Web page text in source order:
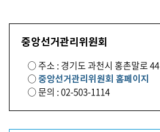
중앙선거관리위원회
○ 주소 : 경기도 과천시 홍촌말로 44
○중앙선거관리위원회 홈페이지
○ 문의 : 02-503-1114